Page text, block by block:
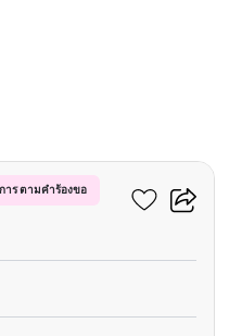
าร ตามคำร้องขอ
ยน พัทยา